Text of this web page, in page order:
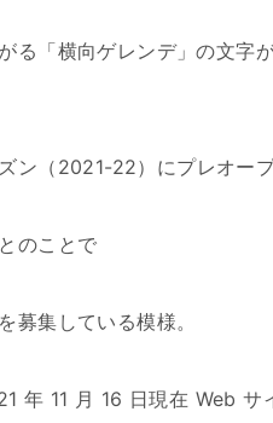
る「横向ゲレンデ」の文字が
ン（2021-22）にプレオー
のことで
募集している模様。
年 11 月 16 日現在 Web サ